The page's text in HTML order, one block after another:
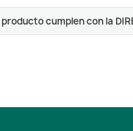
cumplen con la